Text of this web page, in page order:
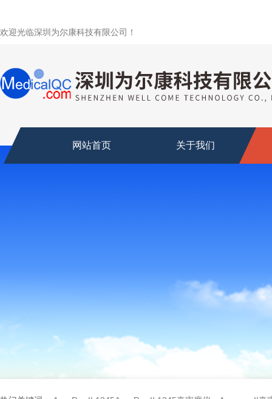
欢迎光临深圳为尔康科技有限公司！
网站首页 关于我们